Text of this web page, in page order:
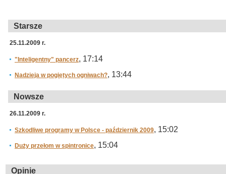
Starsze
25.11.2009 r.
"Inteligentny" pancerz, 17:14
Nadzieja w pogiętych ogniwach?, 13:44
Nowsze
26.11.2009 r.
Szkodliwe programy w Polsce - październik 2009, 15:02
Duży przełom w spintronice, 15:04
Opinie